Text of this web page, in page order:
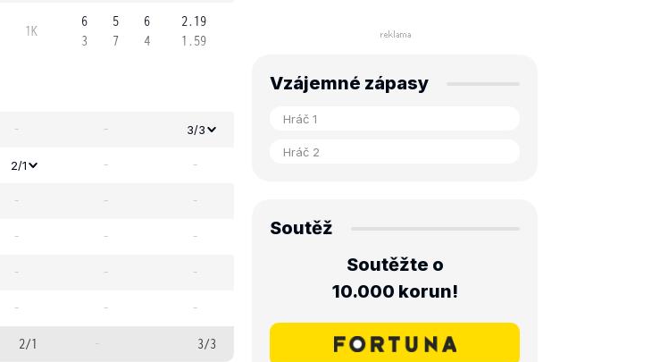
1K
6
3
5
7
6
4
2.19
1.59
- - 3/3
2/1 - -
- - -
- - -
- - -
- - -
2/1 - 3/3
Vzájemné zápasy
Soutěž
Soutěžte o
10.000 korun!